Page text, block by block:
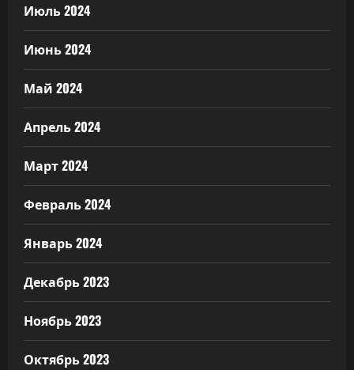
Июль 2024
Июнь 2024
Май 2024
Апрель 2024
Март 2024
Февраль 2024
Январь 2024
Декабрь 2023
Ноябрь 2023
Октябрь 2023